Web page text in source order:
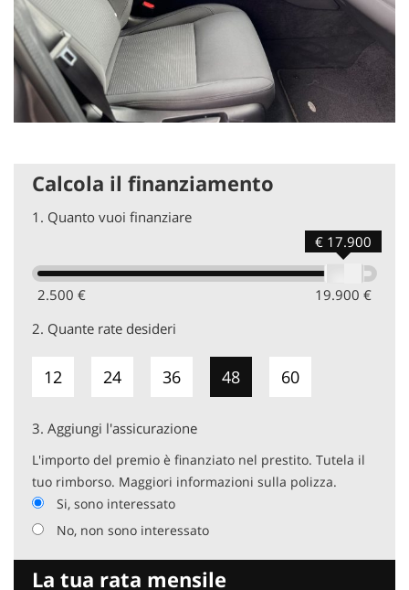
Calcola il finanziamento
1. Quanto vuoi finanziare
2.500 € 19.900 €
€ 17.900
2. Quante rate desideri
12 24 36 48 60
3. Aggiungi l'assicurazione
L'importo del premio è finanziato nel prestito. Tutela il
tuo rimborso. Maggiori informazioni sulla polizza.
Si, sono interessato
No, non sono interessato
La tua rata mensile